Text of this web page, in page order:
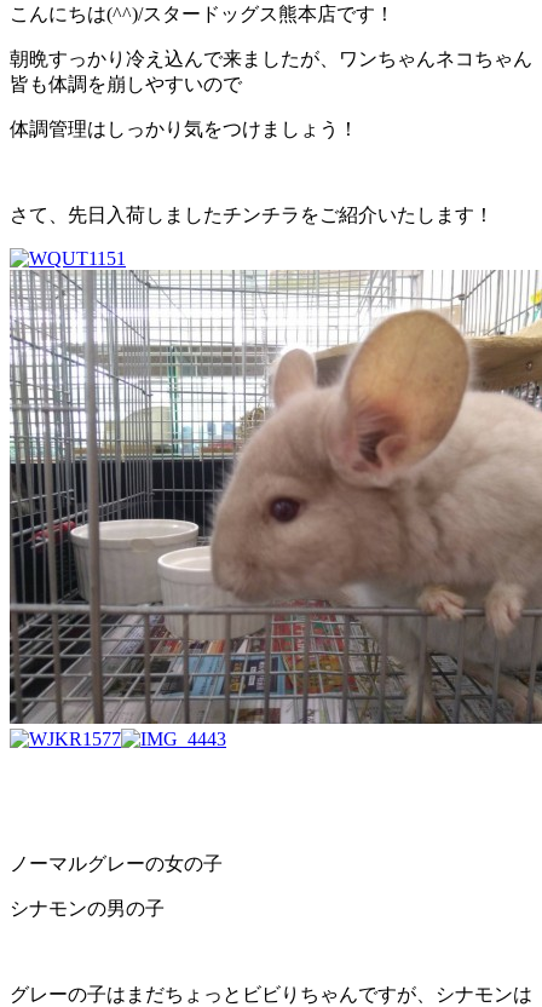
こんにちは(^^)/スタードッグス熊本店です！
朝晩すっかり冷え込んで来ましたが、ワンちゃんネコちゃん
皆も体調を崩しやすいので
体調管理はしっかり気をつけましょう！
さて、先日入荷しましたチンチラをご紹介いたします！
ノーマルグレーの女の子
シナモンの男の子
グレーの子はまだちょっとビビりちゃんですが、シナモンは